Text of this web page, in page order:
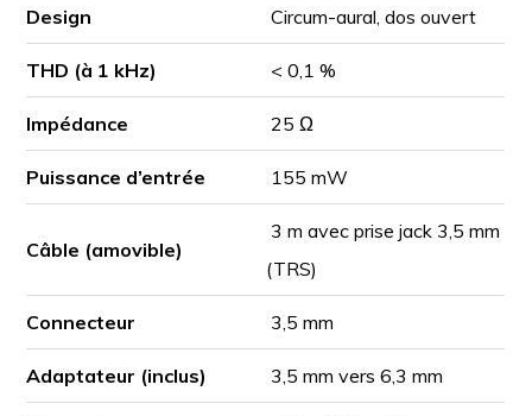
Design Circum-aural, dos ouvert
THD (à 1 kHz) < 0,1 %
Impédance 25 Ω
Puissance d’entrée 155 mW
Câble (amovible)
3 m avec prise jack 3,5 mm
(TRS)
Connecteur 3,5 mm
Adaptateur (inclus) 3,5 mm vers 6,3 mm